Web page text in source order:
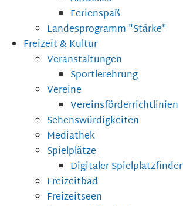
Ferienspaß
Landesprogramm "Stärke"
Freizeit & Kultur
Veranstaltungen
Sportlerehrung
Vereine
Vereinsförderrichtlinien
Sehenswürdigkeiten
Mediathek
Spielplätze
Digitaler Spielplatzfinder
Freizeitbad
Freizeitseen